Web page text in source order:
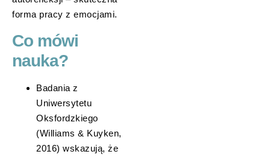
forma pracy z emocjami.
Co mówi
nauka?
Badania z
Uniwersytetu
Oksfordzkiego
(Williams & Kuyken,
2016) wskazują, że